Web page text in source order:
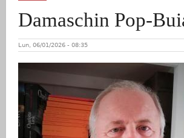
Damaschin Pop-
Lun, 06/01/2026 - 08:35